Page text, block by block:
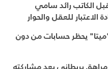
الكاتب رائد سامي
للعقل والحوار
يحظر حسابات من دون